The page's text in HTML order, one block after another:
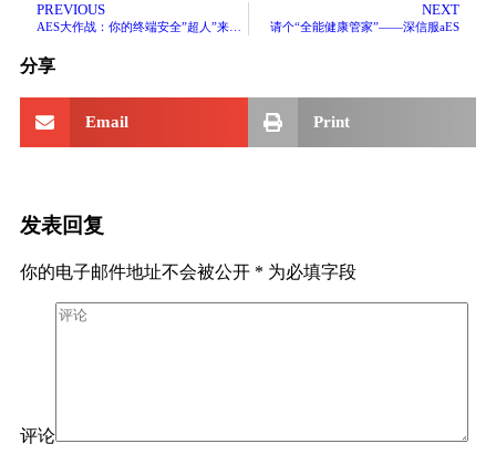
PREVIOUS NEXT
请个“全能健康管家”——深信服aES
分享
Email Print
发表回复
你的电子邮件地址不会被公开 * 为必填字段
评论